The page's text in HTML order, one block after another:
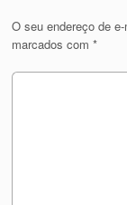
O seu endereço de
marcados com*